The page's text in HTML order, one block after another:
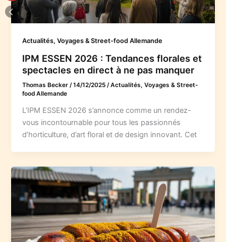
Actualités, Voyages & Street-food Allemande
IPM ESSEN 2026 : Tendances florales et
spectacles en direct à ne pas manquer
Thomas Becker/14/12/2025/Actualités, Voyages & Street-
food Allemande
L’IPM ESSEN 2026 s’annonce comme un rendez-
vous incontournable pour tous les passionnés
d’horticulture, d’art floral et de design innovant. Cet